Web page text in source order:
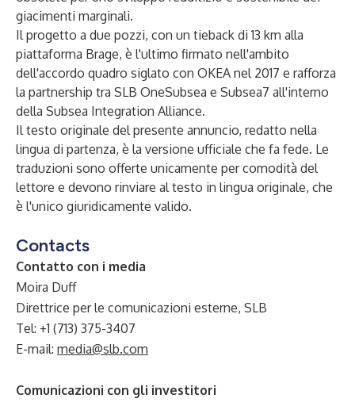
giacimenti marginali.
Il progetto a due pozzi, con un tieback di 13 km alla
piattaforma Brage, è l'ultimo firmato nell'ambito
dell'accordo quadro siglato con OKEA nel 2017 e rafforza
la partnership tra SLB OneSubsea e Subsea7 all'interno
della Subsea Integration Alliance.
Il testo originale del presente annuncio, redatto nella
lingua di partenza, è la versione ufficiale che fa fede. Le
traduzioni sono offerte unicamente per comodità del
lettore e devono rinviare al testo in lingua originale, che
è l'unico giuridicamente valido.
Contacts
Contatto con i media
Moira Duff
Direttrice per le comunicazioni esterne, SLB
Tel: +1 (713) 375-3407
E-mail: media@slb.com
Comunicazioni con gli investitori